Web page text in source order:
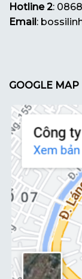
Hotline 2:
Email:
GOOGLE MAP